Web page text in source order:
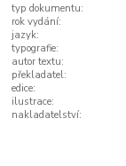
typ dokumentu:
rok vydání:
jazyk:
typografie:
autor textu:
překladatel:
edice:
ilustrace:
nakladatelství: